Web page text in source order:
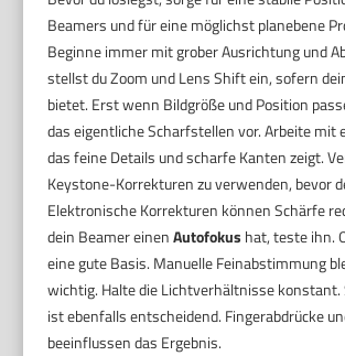
Beamers und für eine möglichst planebene
Beginne immer mit grober Ausrichtung und
stellst du Zoom und Lens Shift ein, sofern
bietet. Erst wenn Bildgröße und Position
das eigentliche Scharfstellen vor. Arbeite mit
das feine Details und scharfe Kanten zeigt.
Keystone-Korrekturen zu verwenden, bevor
Elektronische Korrekturen können Schärfe
dein Beamer einenAutofokus hat, teste ihn.
eine gute Basis. Manuelle Feinabstimmung
wichtig. Halte die Lichtverhältnisse konstant.
ist ebenfalls entscheidend. Fingerabdrücke
beeinflussen das Ergebnis.